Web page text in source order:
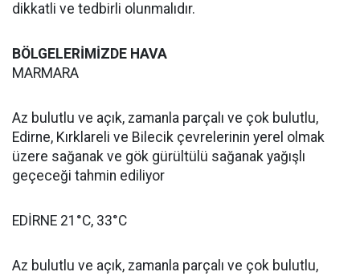
dikkatli ve tedbirli olunmalıdır.
BÖLGELERİMİZDE HAVA
MARMARA
Az bulutlu ve açık, zamanla parçalı ve çok bulutlu,
Edirne, Kırklareli ve Bilecik çevrelerinin yerel olmak
üzere sağanak ve gök gürültülü sağanak yağışlı
geçeceği tahmin ediliyor
EDİRNE 21°C, 33°C
Az bulutlu ve açık, zamanla parçalı ve çok bulutlu,